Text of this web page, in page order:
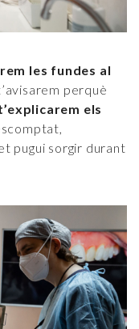
les fundes al
perquè
els
pugui sorgir durant